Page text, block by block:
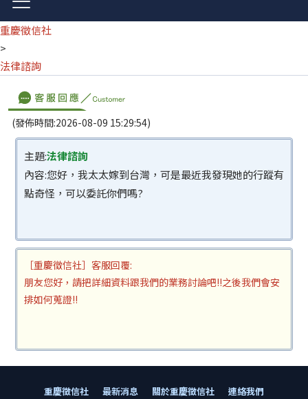
重慶徵信社
>
法律諮詢
(發佈時間:2026-08-09 15:29:54)
主題:法律諮詢
內容:您好，我太太嫁到台灣，可是最近我發現她的行蹤有
點奇怪，可以委託你們嗎?
［重慶徵信社］客服回覆:
朋友您好，請把詳細資料跟我們的業務討論吧!!之後我們會安
排如何蒐證!!
重慶徵信社 最新消息 關於重慶徵信社
連絡我們